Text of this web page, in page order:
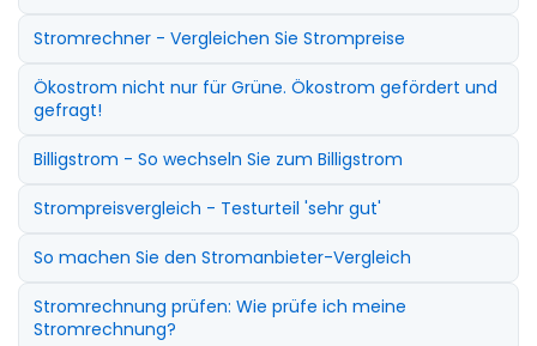
Stromrechner - Vergleichen Sie Strompreise
Ökostrom nicht nur für Grüne. Ökostrom gefördert und
gefragt!
Billigstrom - So wechseln Sie zum Billigstrom
Strompreisvergleich - Testurteil 'sehr gut'
So machen Sie den Stromanbieter-Vergleich
Stromrechnung prüfen: Wie prüfe ich meine
Stromrechnung?